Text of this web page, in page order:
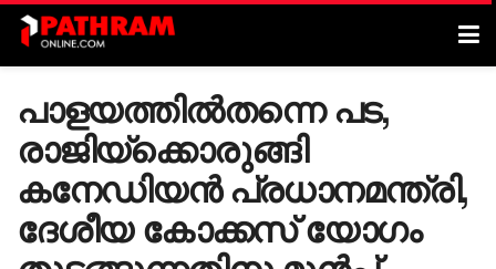
പാളയത്തിൽതന്നെ പട,
രാജിയ്ക്കൊരുങ്ങി
കനേഡിയൻ പ്രധാനമന്ത്രി,
ദേശീയ കോക്കസ് യോഗം